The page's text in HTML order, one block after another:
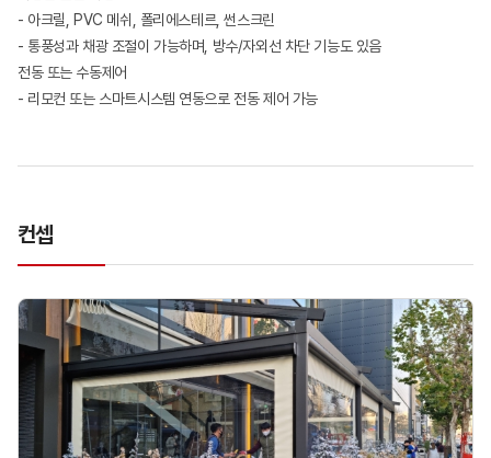
- 아크릴, PVC 메쉬, 폴리에스테르, 썬스크린
- 통풍성과 채광 조절이 가능하며, 방수/자외선 차단 기능도 있음
전동 또는 수동제어
- 리모컨 또는 스마트시스템 연동으로 전동 제어 가능
컨셉